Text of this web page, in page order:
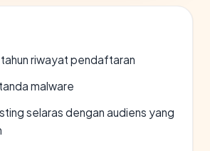
riwayat pendaftaran
malware
selaras dengan audiens yang